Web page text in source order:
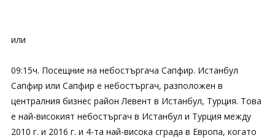
или
09:15ч. Посещние на небостъргача Сапфир. Истанбул
Сапфир или Сапфир е небостъргач, разположен в
централния бизнес район Левент в Истанбул, Турция. Това
е най-високият небостъргач в Истанбул и Турция между
2010 г. и 2016 г. и 4-та най-висока сграда в Европа, когато